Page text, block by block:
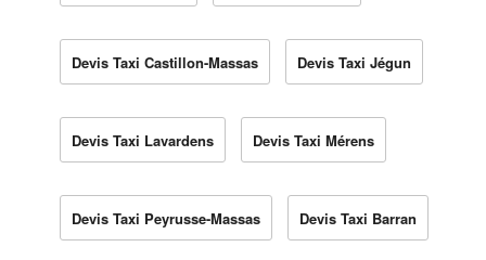
Devis Taxi Castillon-Massas Devis Taxi Jégun
Devis Taxi Lavardens Devis Taxi Mérens
Devis Taxi Peyrusse-Massas Devis Taxi Barran